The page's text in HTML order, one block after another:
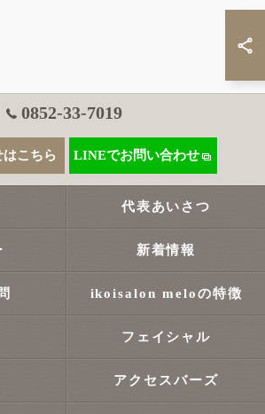
0852-33-7019
こちら LINEでお問い合わせ
代表あいさつ
新着情報
ikoisalon meloの特徴
フェイシャル
アクセスバーズ